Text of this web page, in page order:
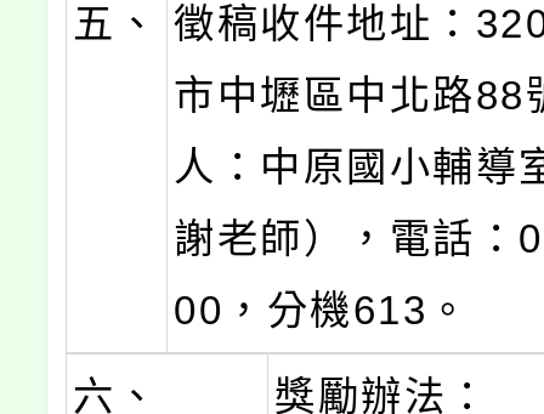
五、
徵稿收件地址：
市中壢區中北路88
人：中原國小輔導
謝老師），電話：
00，分機613。
六、
獎勵辦法：